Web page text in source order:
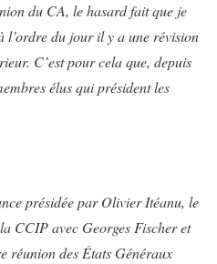
du CA, le hasard fait que je
l’ordre du jour il y a une révision
C’est pour cela que, depuis
élus qui président les
présidée par Olivier Itéanu, le
CCIP avec Georges Fischer et
réunion des États Généraux